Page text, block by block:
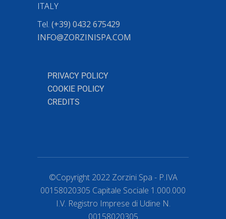
ITALY
Tel. (+39) 0432 675429
INFO@ZORZINISPA.COM
PRIVACY POLICY
COOKIE POLICY
CREDITS
©Copyright 2022 Zorzini Spa - P.IVA
00158020305 Capitale Sociale 1.000.000
I.V. Registro Imprese di Udine N.
00158020305